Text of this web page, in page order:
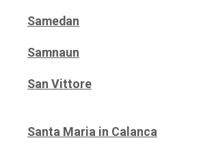
Samedan
Samnaun
San Vittore
Santa Maria in Calanca